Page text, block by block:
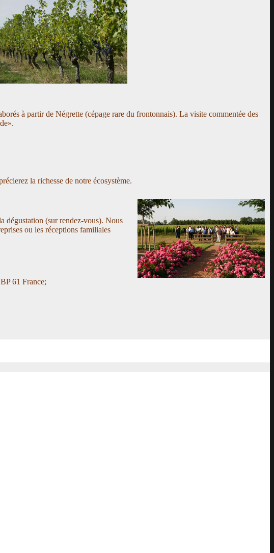
à partir de Négrette (cépage rare du frontonnais). La visite commentée des
la richesse de notre écosystème.
dégustation (sur rendez-vous). Nous
ou les réceptions familiales
61 France;